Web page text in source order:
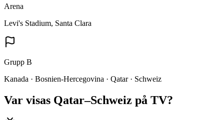
Arena
Levi's Stadium, Santa Clara
Grupp B
Kanada · Bosnien-Hercegovina · Qatar · Schweiz
Var visas Qatar–Schweiz på TV?